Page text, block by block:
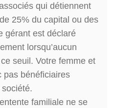
qui détiennent
25% du capital ou des
gérant est déclaré
lorsqu’aucun
seuil. Votre femme et
pas bénéficiaires
familiale ne se